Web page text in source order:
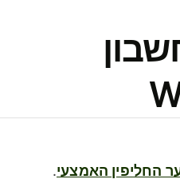
החליפין האמצעי.